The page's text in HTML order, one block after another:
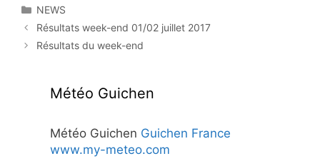
Catégories
NEWS
Résultats week-end 01/02 juillet 2017
Résultats du week-end
Météo Guichen
Météo Guichen Guichen France
www.my-meteo.com